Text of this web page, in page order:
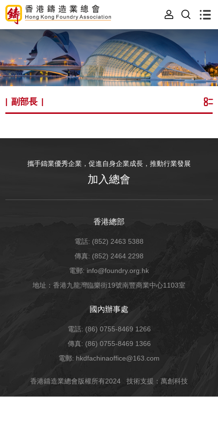
|副部長
攜手鑄業優秀企業，促進自身企業成長，推動行業發展
加入總會
香港總部
電話: (852) 2463 5388
傳真: (852) 2464 2298
電郵: info@foundry.org.hk
地址：香港九龍灣臨樂街19號南豐商業中心1103室
國內辦事處
電話: (86) 0755-8469 1266
傳真: (86) 0755-8469 1366
電郵: hkdfachinaoffice@163.com
香港鑄造業總會版權所有2024 技術支援：萬創科技